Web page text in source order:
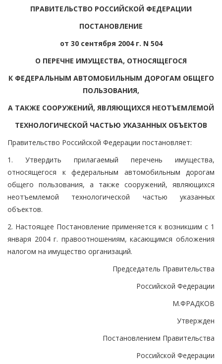
ПРАВИТЕЛЬСТВО РОССИЙСКОЙ ФЕДЕРАЦИИ
ПОСТАНОВЛЕНИЕ
от 30 сентября 2004 г. N 504
О ПЕРЕЧНЕ ИМУЩЕСТВА, ОТНОСЯЩЕГОСЯ
К ФЕДЕРАЛЬНЫМ АВТОМОБИЛЬНЫМ ДОРОГАМ ОБЩЕГО
ПОЛЬЗОВАНИЯ,
А ТАКЖЕ СООРУЖЕНИЙ, ЯВЛЯЮЩИХСЯ НЕОТЪЕМЛЕМОЙ
ТЕХНОЛОГИЧЕСКОЙ ЧАСТЬЮ УКАЗАННЫХ ОБЪЕКТОВ
Правительство Российской Федерации постановляет:
1. Утвердить прилагаемый перечень имущества,
относящегося к федеральным автомобильным дорогам
общего пользования, а также сооружений, являющихся
неотъемлемой технологической частью указанных
объектов.
2. Настоящее Постановление применяется к возникшим с 1
января 2004 г. правоотношениям, касающимся обложения
налогом на имущество организаций.
Председатель Правительства
Российской Федерации
М.ФРАДКОВ
Утвержден
Постановлением Правительства
Российской Федерации